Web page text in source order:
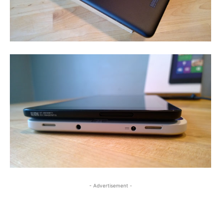
- Advertisement -